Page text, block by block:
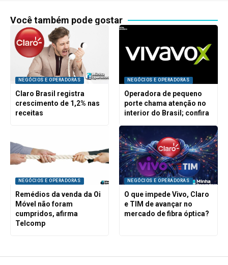
Você também pode gostar
NEGÓCIOS E OPERADORAS
Claro Brasil registra
crescimento de 1,2% nas
receitas
NEGÓCIOS E OPERADORAS
Operadora de pequeno
porte chama atenção no
interior do Brasil; confira
NEGÓCIOS E OPERADORAS
Remédios da venda da Oi
Móvel não foram
cumpridos, afirma
Telcomp
NEGÓCIOS E OPERADORAS
O que impede Vivo, Claro
e TIM de avançar no
mercado de fibra óptica?